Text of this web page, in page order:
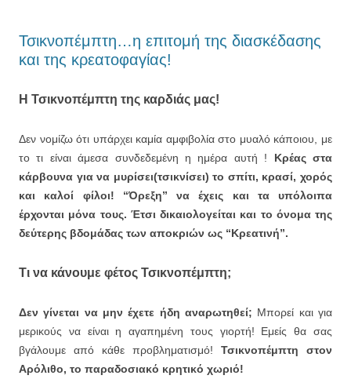
Τσικνοπέμπτη…η επιτομή της διασκέδασης
και της κρεατοφαγίας!
Η Τσικνοπέμπτη της καρδιάς μας!
Δεν νομίζω ότι υπάρχει καμία αμφιβολία στο μυαλό κάποιου, με
το τι είναι άμεσα συνδεδεμένη η ημέρα αυτή ! Κρέας στα
κάρβουνα για να μυρίσει(τσικνίσει) το σπίτι, κρασί, χορός
και καλοί φίλοι!
“Όρεξη” να έχεις και τα υπόλοιπα
έρχονται μόνα τους. Έτσι δικαιολογείται και το όνομα της
δεύτερης βδομάδας των αποκριών ως “Κρεατινή”.
Τι να κάνουμε φέτος Τσικνοπέμπτη;
Δεν γίνεται να μην έχετε ήδη αναρωτηθεί; Μπορεί και για
μερικούς να είναι η αγαπημένη τους γιορτή! Εμείς θα σας
βγάλουμε από κάθε προβληματισμό! Τσικνοπέμπτη στον
Αρόλιθο, το παραδοσιακό κρητικό χωριό!